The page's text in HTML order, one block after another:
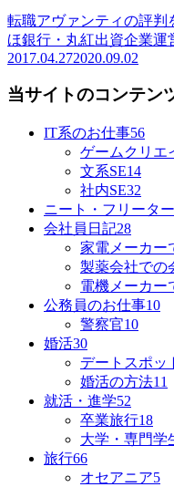
転職アヴァンティの評判
ほ銀行・丸紅出資企業運
2017.04.272020.09.02
当サイトのコンテン
IT系のお仕事56
ゲームクリエ
文系SE14
社内SE32
ニート・フリータ
会社員日記28
家電メーカー
製薬会社での
電機メーカー
公務員のお仕事10
警察官10
婚活30
デートスポッ
婚活の方法11
就活・進学52
卒業旅行18
大学・専門学
旅行66
オセアニア5